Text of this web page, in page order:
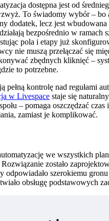
dostępna jest od
To świadomy wybór – bo
dodatek, lecz jest
bezpośrednio w ramach
pola i etapy już
nie muszą przełączać się
zbędnych kliknięć –
to potrzebne.
pełną kontrolę nad regułami
w Livespace staje się
– pomaga oszczędzać czas i
zamiast je komplikować.
we wszystkich
zostało
odpowiadało szerokiemu gronu
obsługę podstawowych